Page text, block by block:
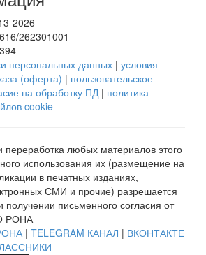
2026
262301001
персональных данных | условия
(оферта) | пользовательское
на обработку ПД| политика
cookie
переработка любых материалов этого
использования их (размещение на
в печатных изданиях,
СМИ и прочие) разрешается
получении письменного согласия от
РОНА
| TELEGRAM КАНАЛ | ВКОНТАКТЕ